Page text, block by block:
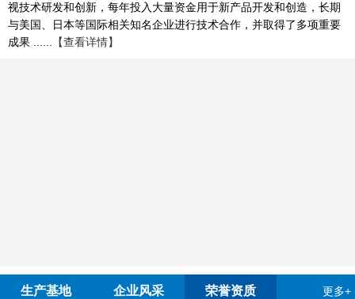
视技术研发和创新，每年投入大量资金用于新产品开发和创造，长期
与美国、日本等国际相关知名企业进行技术合作，并取得了多项重要
成果 ......
【查看详情】
生产基地 企业风采 荣誉资质 更多+